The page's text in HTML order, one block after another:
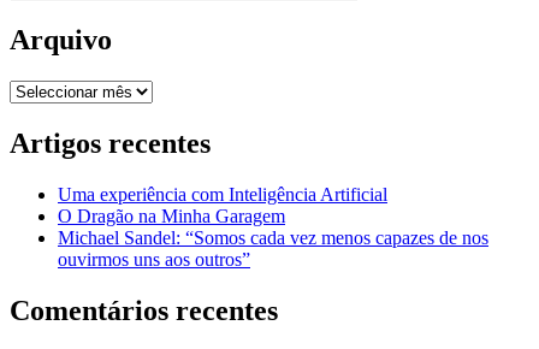
Arquivo
Arquivo
Artigos recentes
Uma experiência com Inteligência Artificial
O Dragão na Minha Garagem
Michael Sandel: “Somos cada vez menos capazes de nos
ouvirmos uns aos outros”
Comentários recentes